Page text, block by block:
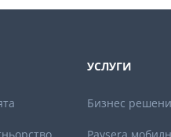
УСЛУГИ
Бизнес